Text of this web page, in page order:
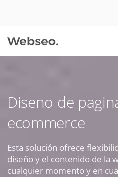
Diseno de
ecommerce
Esta solución ofrece
diseño y el contenido de la
cualquier momento y en
09:30 AM A